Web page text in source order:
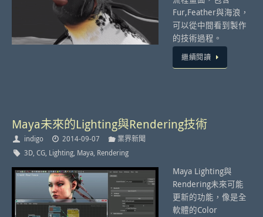
Fur,Feather與海浪，
可以從中間看到製作
的技術過程。
繼續閱讀
Maya未來的Lighting與Rendering技術
indigo 2014-09-07
業界新聞
3D, CG, Lighting, Maya, Rendering
Maya Lighting與
Rendering未來可能
更新的功能，像是全
軟體的Color